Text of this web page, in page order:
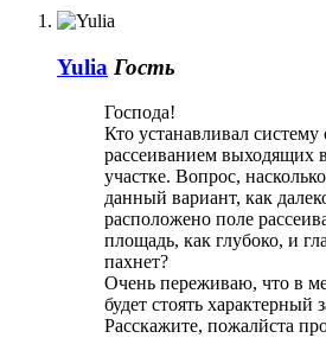
Yulia Гость
Господа!
Кто устанавливал
рассеиванием выходящих
участке. Вопрос,
данный вариант, как
расположено поле
площадь, как глубоко, и
пахнет?
Очень переживаю, что в
будет стоять характерный
Расскажите, пожалйста